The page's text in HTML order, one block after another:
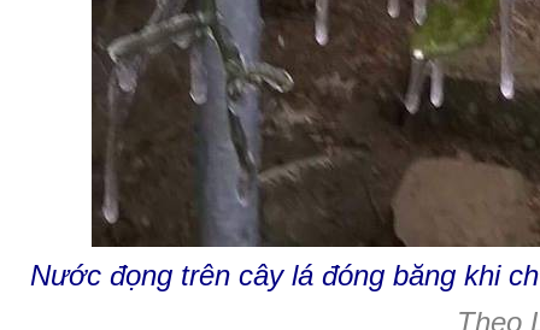
Nước đọng trên cây lá đóng băng khi
Theo